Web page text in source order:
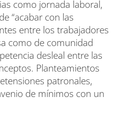
como jornada laboral,
“acabar con las
entre los trabajadores
como de comunidad
desleal entre las
Planteamientos
patronales,
de mínimos con un